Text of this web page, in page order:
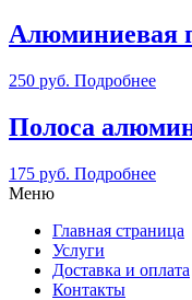
Алюминиевая
250 руб. Подробнее
Полоса
175 руб. Подробнее
Меню
Главная страница
Услуги
Доставка и оплата
Контакты